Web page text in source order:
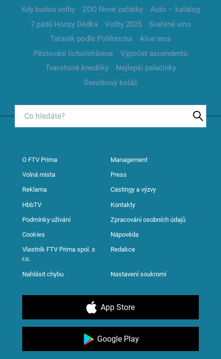
Kdy budou volby
ZOO Nové začátky
Auto – katalog
7 pádů Honzy Dědka
Volby 2025
Svařené víno
Tatarák podle Pohlreicha
Aloe vera
Pěstování lichořeřišnice
Výpočet ascendentu
Tvarohové knedlíky
Nejlepší palačinky
Švestkový koláč
O FTV Prima Management
Volná místa Press
Reklama Castingy a výzvy
HbbTV Kontakty
Podmínky užívání Zpracování osobních údajů
Cookies Nápověda
Vlastník FTV Prima spol. s
r.o.
Redakce
Nahlásit chybu Nastavení soukromí
App Store
Google Play